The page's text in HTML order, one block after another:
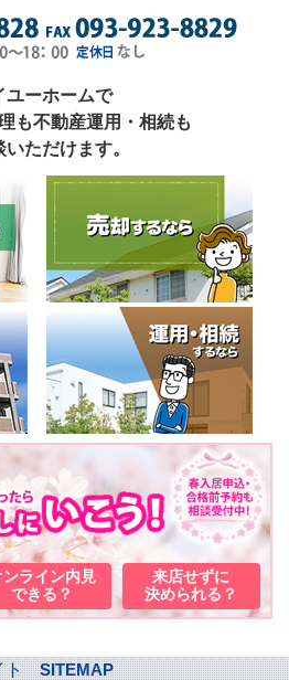
ユーホームで
も不動産運用・相続も
いただけます。
ンライン内見
できる？
来店せずに
決められる？
ト
SITEMAP